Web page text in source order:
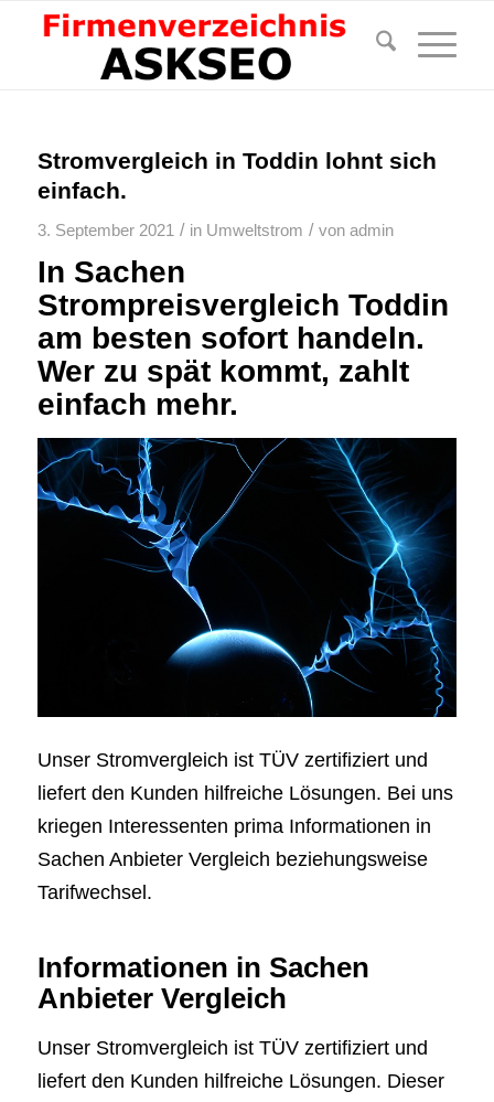
Stromvergleich in Toddin lohnt sich
einfach.
3. September 2021 / in Umweltstrom / von admin
In Sachen
Strompreisvergleich Toddin
am besten sofort handeln.
Wer zu spät kommt, zahlt
einfach mehr.
Unser Stromvergleich ist TÜV zertifiziert und
liefert den Kunden hilfreiche Lösungen. Bei uns
kriegen Interessenten prima Informationen in
Sachen Anbieter Vergleich beziehungsweise
Tarifwechsel.
Informationen in Sachen
Anbieter Vergleich
Unser Stromvergleich ist TÜV zertifiziert und
liefert den Kunden hilfreiche Lösungen. Dieser